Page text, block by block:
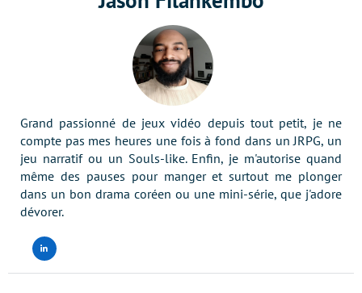
Grand passionné de jeux vidéo depuis tout petit, je ne
compte pas mes heures une fois à fond dans un JRPG, un
jeu narratif ou un Souls-like. Enfin, je m'autorise quand
même des pauses pour manger et surtout me plonger
dans un bon drama coréen ou une mini-série, que j'adore
dévorer.
LinkedIn